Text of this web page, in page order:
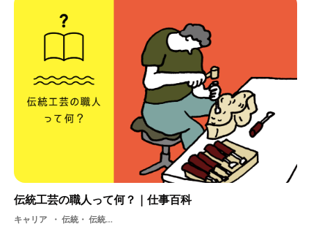
伝統工芸の職人って何？｜仕事百科
キャリア 伝統・ 伝統工芸品・ 地方の仕事・ 学生・ 工芸・ 伝統工芸の職人